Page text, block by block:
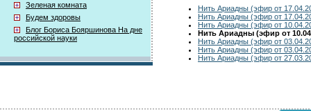
Зеленая комната
Будем здоровы
Блог Бориса Бояршинова На дне
российской науки
Нить Ариадны (эфир от
Нить Ариадны (эфир от
Нить Ариадны (эфир от
Нить Ариадны (эфир от
Нить Ариадны (эфир от
Нить Ариадны (эфир от
Нить Ариадны (эфир от